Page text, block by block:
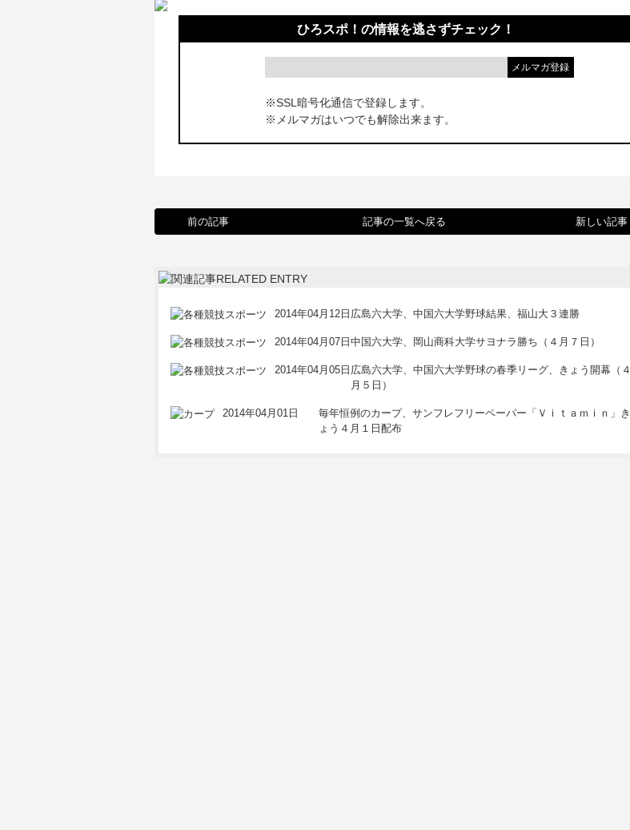
ひろスポ！の情報を逃さずチェック！
※SSL暗号化通信で登録します。
※メルマガはいつでも解除出来ます。
前の記事 記事の一覧へ戻る 新しい記事
2014年04月12日 広島六大学、中国六大学野球結果、福山大３連勝
2014年04月07日 中国六大学、岡山商科大学サヨナラ勝ち（４月７日）
2014年04月05日 広島六大学、中国六大学野球の春季リーグ、きょう開幕（４
月５日）
2014年04月01日
毎年恒例のカープ、サンフレフリーペーパー「Ｖｉｔａｍｉｎ」き
ょう４月１日配布